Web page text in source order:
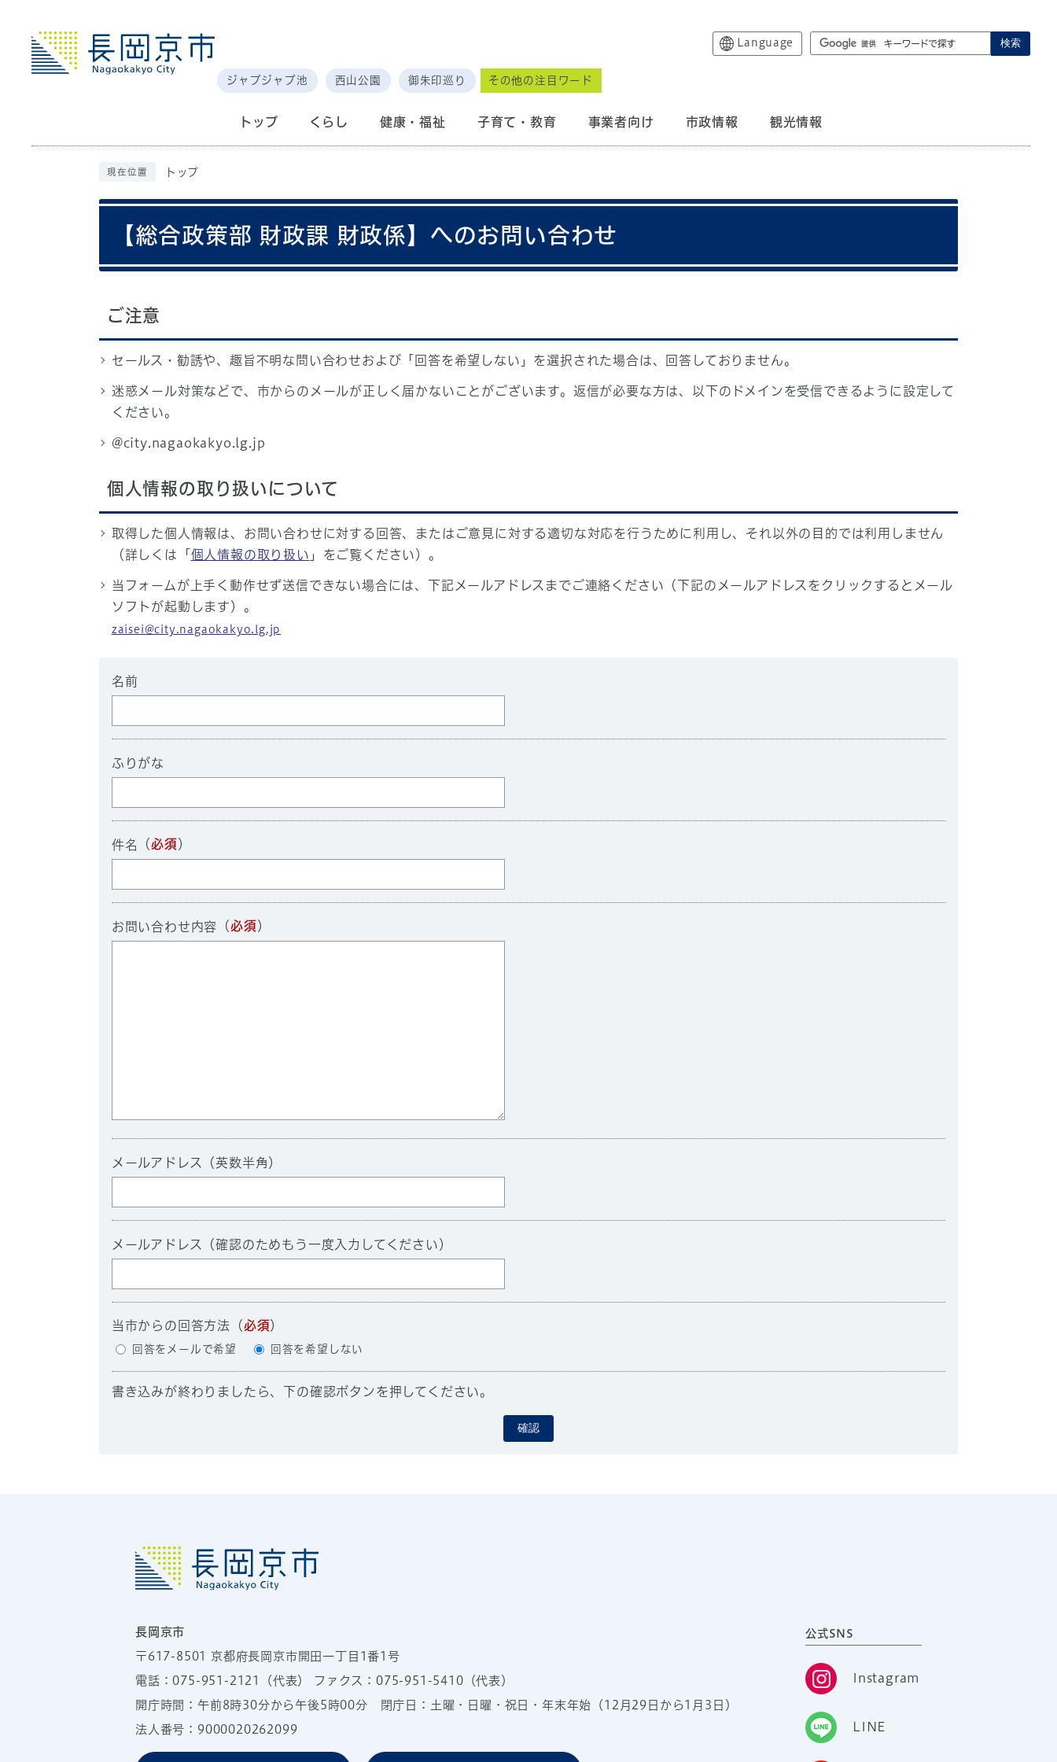
Language 検索
ジャブジャブ池 西山公園 御朱印巡り その他の注目ワード
トップ くらし 健康・福祉 子育て・教育 事業者向け 市政情報 観光情報
現在位置 トップ
【総合政策部 財政課 財政係】へのお問い合わせ
ご注意
セールス・勧誘や、趣旨不明な問い合わせおよび「回答を希望しない」を選択された場合は、回答しておりません。
迷惑メール対策などで、市からのメールが正しく届かないことがございます。返信が必要な方は、以下のドメインを受信できるように設定して
ください。
@city.nagaokakyo.lg.jp
個人情報の取り扱いについて
取得した個人情報は、お問い合わせに対する回答、またはご意見に対する適切な対応を行うために利用し、それ以外の目的では利用しません
（詳しくは「 個人情報の取り扱い 」をご覧ください）。
当フォームが上手く動作せず送信できない場合には、下記メールアドレスまでご連絡ください（下記のメールアドレスをクリックするとメール
ソフトが起動します）。
zaisei@city.nagaokakyo.lg.jp
名前
ふりがな
件名 （必須 ）
お問い合わせ内容 （必須 ）
メールアドレス（英数半角）
メールアドレス（確認のためもう一度入力してください）
当市からの回答方法 （必須）
回答をメールで希望 回答を希望しない
書き込みが終わりましたら、下の確認ボタンを押してください。
確認
長岡京市
〒617-8501 京都府長岡京市開田一丁目1番1号
電話：075-951-2121 （代表） ファクス：075-951-5410（代表）
開庁時間：午前8時30分から午後5時00分 閉庁日：土曜・日曜・祝日・年末年始（12月29日から1月3日）
法人番号：9000020262099
公式SNS
Instagram
LINE